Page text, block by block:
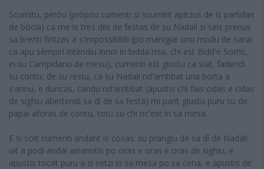
Scumitu, peròu (pròpriu cumenti si scumitit apitzus de is partidas
de bòcia) ca me is tres diis de festas de su Nadali si seis prenus
sa brenti fintzas a s'impossibbili (po manigiai unu modu de narai
ca apu sèmpiri intèndiu innoi in bidda mia, chi est Bidd'e Sorris,
in su Campidanu de mesu), cumenti est giustu ca siat, fadendi
su contu, de su restu, ca su Nadali nd'arribbat una borta a
s'annu, e duncas, candu nd'arribbat (apustis chi fais cidas e cidas
de sighiu abertendi sa dì de sa festa) mi parit giustu puru su de
papai aforas de contu, totu su chi nc'est in sa mesa.
E si sciit cumenti andant is cosas: su prangiu de sa dì de Nadali
iat a podi andai ainanntis po oras e oras e oras de sighiu, e
apustis tocat puru a si setzi in sa mesa po sa cena, e apustis de